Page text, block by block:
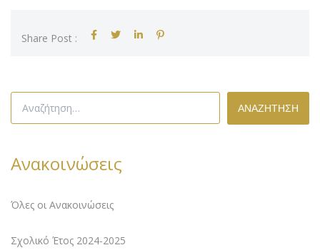
Share Post :
Αναζήτηση
για:
Ανακοινώσεις
Όλες οι Ανακοινώσεις
Σχολικό Έτος 2024-2025